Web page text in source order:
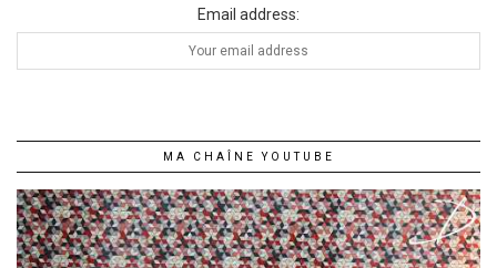
Email address:
MA CHAÎNE YOUTUBE